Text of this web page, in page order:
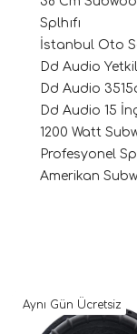
Splhıfı
İstanbul Oto
Dd Audio
Dd Audio
Dd Audio 15
1200 Watt
Profesyonel
Amerikan
Aynı Gün Ücretsiz